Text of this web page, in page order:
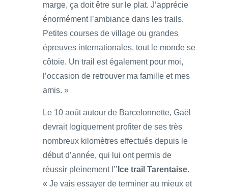
marge, ça doit être sur le plat. J’apprécie
énormément l’ambiance dans les trails.
Petites courses de village ou grandes
épreuves internationales, tout le monde se
côtoie. Un trail est également pour moi,
l’occasion de retrouver ma famille et mes
amis. »
Le 10 août autour de Barcelonnette, Gaël
devrait logiquement profiter de ses très
nombreux kilomètres effectués depuis le
début d’année, qui lui ont permis de
réussir pleinement l’’ Ice trail Tarentaise.
« Je vais essayer de terminer au mieux et